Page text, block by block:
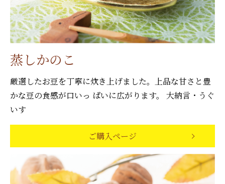
蒸しかのこ
厳選したお豆を丁寧に炊き上げました。上品な甘さと豊
かな豆の食感が口いっ ぱいに広がります。 大納言・うぐ
いす
ご購入ページ